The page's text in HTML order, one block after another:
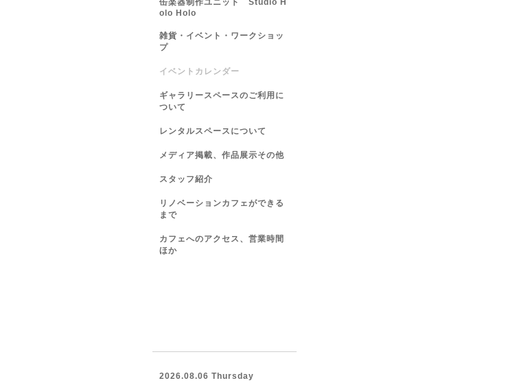
缶楽器制作ユニット Studio H
olo Holo
雑貨・イベント・ワークショッ
プ
イベントカレンダー
ギャラリースペースのご利用に
ついて
レンタルスペースについて
メディア掲載、作品展示その他
スタッフ紹介
リノベーションカフェができる
まで
カフェへのアクセス、営業時間
ほか
2026.08.06 Thursday